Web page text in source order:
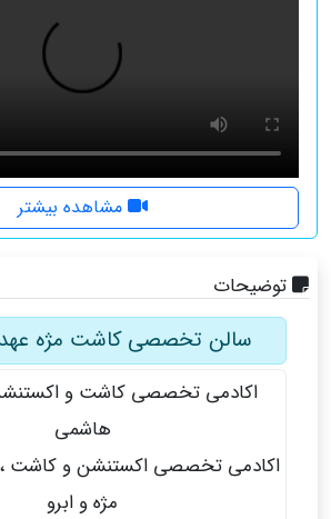
مشاهده بیشتر
توضیحات
سالن تخصصی کاشت مژه
اکادمی تخصصی کاشت و
هاشمی
اکادمی تخصصی اکستنشن و کاشت
مژه و ابرو